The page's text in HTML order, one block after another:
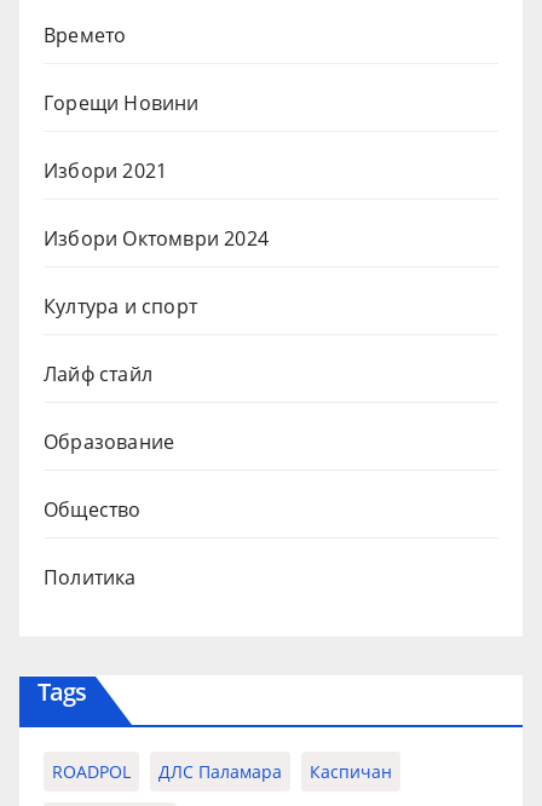
Времето
Горещи Новини
Избори 2021
Избори Октомври 2024
Култура и спорт
Лайф стайл
Образование
Общество
Политика
Tags
ROADPOL ДЛС Паламара Каспичан